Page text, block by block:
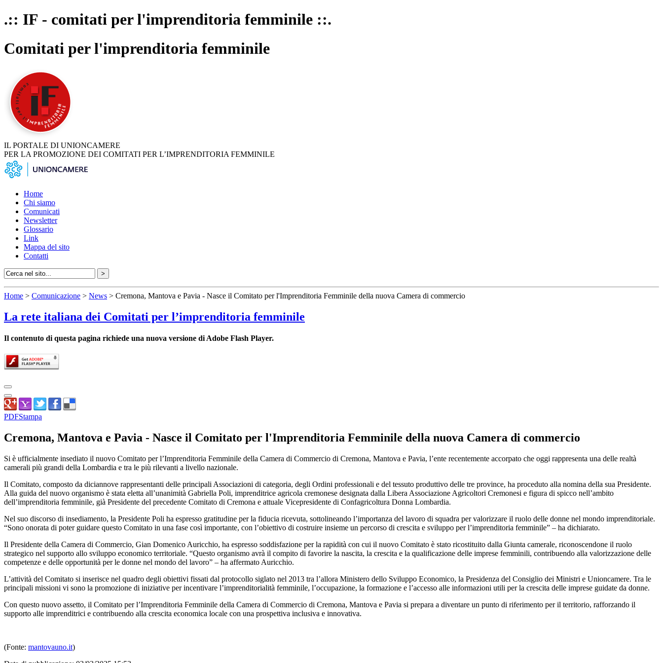
.:: IF - comitati per l'imprenditoria femminile ::.
Comitati per l'imprenditoria femminile
IL PORTALE DI UNIONCAMERE
PER LA PROMOZIONE DEI COMITATI PER L’IMPRENDITORIA FEMMINILE
Home
Chi siamo
Comunicati
Newsletter
Glossario
Link
Mappa del sito
Contatti
Home > Comunicazione > News > Cremona, Mantova e Pavia - Nasce il Comitato per l'Imprenditoria Femminile della nuova Camera di commercio
La rete italiana dei Comitati per l’imprenditoria femminile
Il contenuto di questa pagina richiede una nuova versione di Adobe Flash Player.
PDFStampa
Cremona, Mantova e Pavia - Nasce il Comitato per l'Imprenditoria Femminile della nuova Camera di commercio
Si è ufficialmente insediato il nuovo Comitato per l’Imprenditoria Femminile della Camera di Commercio di Cremona, Mantova e Pavia, l’ente recentemente accorpato che oggi rappresenta una delle realtà
camerali più grandi della Lombardia e tra le più rilevanti a livello nazionale.
Il Comitato, composto da diciannove rappresentanti delle principali Associazioni di categoria, degli Ordini professionali e del tessuto produttivo delle tre province, ha proceduto alla nomina della sua Presidente.
Alla guida del nuovo organismo è stata eletta all’unanimità Gabriella Poli, imprenditrice agricola cremonese designata dalla Libera Associazione Agricoltori Cremonesi e figura di spicco nell’ambito
dell’imprenditoria femminile, già Presidente del precedente Comitato di Cremona e attuale Vicepresidente di Confagricoltura Donna Lombardia.
Nel suo discorso di insediamento, la Presidente Poli ha espresso gratitudine per la fiducia ricevuta, sottolineando l’importanza del lavoro di squadra per valorizzare il ruolo delle donne nel mondo imprenditoriale.
“Sono onorata di poter guidare questo Comitato in una fase così importante, con l’obiettivo di costruire insieme un percorso di crescita e sviluppo per l’imprenditoria femminile” – ha dichiarato.
Il Presidente della Camera di Commercio, Gian Domenico Auricchio, ha espresso soddisfazione per la rapidità con cui il nuovo Comitato è stato ricostituito dalla Giunta camerale, riconoscendone il ruolo
strategico nel supporto allo sviluppo economico territoriale. “Questo organismo avrà il compito di favorire la nascita, la crescita e la qualificazione delle imprese femminili, contribuendo alla valorizzazione delle
competenze e delle opportunità per le donne nel mondo del lavoro” – ha affermato Auricchio.
L’attività del Comitato si inserisce nel quadro degli obiettivi fissati dal protocollo siglato nel 2013 tra l’allora Ministero dello Sviluppo Economico, la Presidenza del Consiglio dei Ministri e Unioncamere. Tra le
principali missioni vi sono la promozione di iniziative per incentivare l’imprenditorialità femminile, l’occupazione, la formazione e l’accesso alle informazioni utili per la crescita delle imprese guidate da donne.
Con questo nuovo assetto, il Comitato per l’Imprenditoria Femminile della Camera di Commercio di Cremona, Mantova e Pavia si prepara a diventare un punto di riferimento per il territorio, rafforzando il
supporto alle imprenditrici e contribuendo alla crescita economica locale con una prospettiva inclusiva e innovativa.
(Fonte: mantovauno.it)